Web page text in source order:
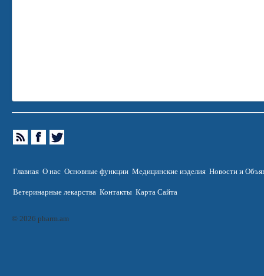
Главная О нас Основные функции Медицинские изделия Новости и
Ветеринарные лекарства Контакты Карта Сайта
© 2026 pharm.am